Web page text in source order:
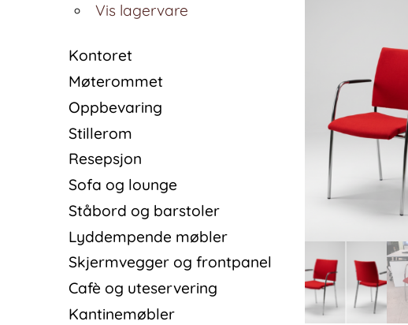
Vis lagervare
Kontoret
Møterommet
Oppbevaring
Stillerom
Resepsjon
Sofa og lounge
Ståbord og barstoler
Lyddempende møbler
Skjermvegger og frontpanel
Cafè og uteservering
Kantinemøbler